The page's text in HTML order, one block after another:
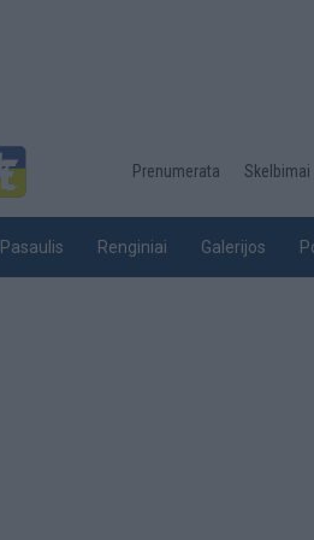
Desktop
top
Prenumerata Skelbimai
Pasaulis Renginiai Galerijos